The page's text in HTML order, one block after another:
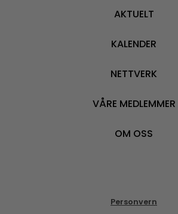
AKTUELT
KALENDER
NETTVERK
VÅRE MEDLEMMER
OM OSS
Personvern